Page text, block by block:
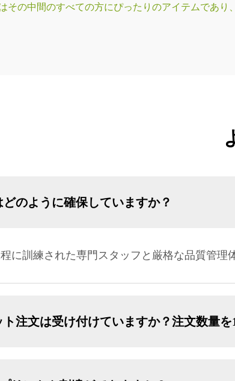
その中間のすべての方にぴったりのアイテムであ
のように確保していますか？
に訓練された専門スタッフと厳格な品質管理
注文は受け付けていますか？注文数量